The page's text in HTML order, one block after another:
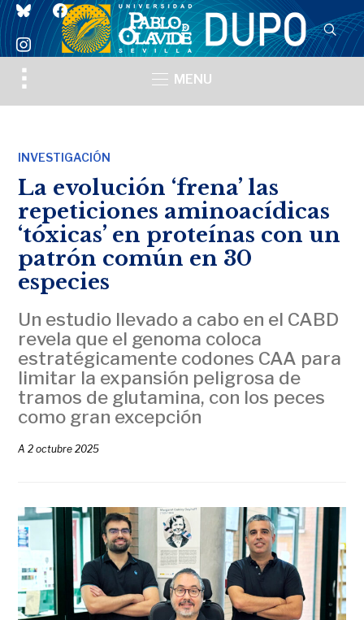
blueskyfacebook
instagram
Toggle
sidebar
MENU
INVESTIGACIÓN
La evolución ‘frena’ las
repeticiones aminoacídicas
‘tóxicas’ en proteínas con un
patrón común en 30
especies
Un estudio llevado a cabo en el CABD
revela que el genoma coloca
estratégicamente codones CAA para
limitar la expansión peligrosa de
tramos de glutamina, con los peces
como gran excepción
A2 octubre 2025